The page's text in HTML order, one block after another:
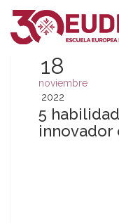
18
noviembre
2022
5
innovador